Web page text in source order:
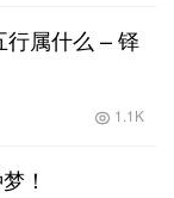
行属什么 – 铎
1.1K
！